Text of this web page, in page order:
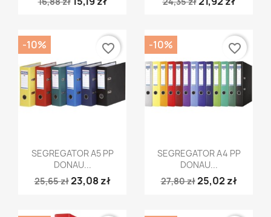
Szybki podgląd
SEGREGATOR A5 PP
DONAU...
25,65 zł23,08 zł
-10% favorite_border
Szybki podgląd
SEGREGATOR A4 PP
DONAU...
27,80 zł25,02 zł
-10% favorite_border